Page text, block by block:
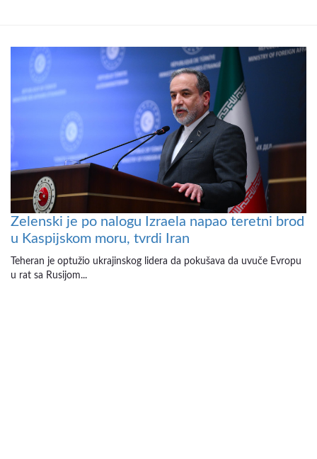
Zelenski je po nalogu Izraela napao teretni brod
u Kaspijskom moru, tvrdi Iran
Teheran je optužio ukrajinskog lidera da pokušava da uvuče Evropu
u rat sa Rusijom...